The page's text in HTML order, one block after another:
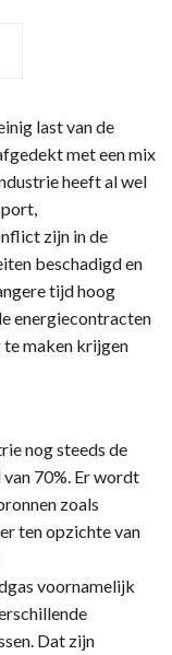
last van de
met een mix
heeft al wel
zijn in de
beschadigd en
tijd hoog
energiecontracten
te maken krijgen
nog steeds de
70%. Er wordt
zoals
ten opzichte van
voornamelijk
Dat zijn